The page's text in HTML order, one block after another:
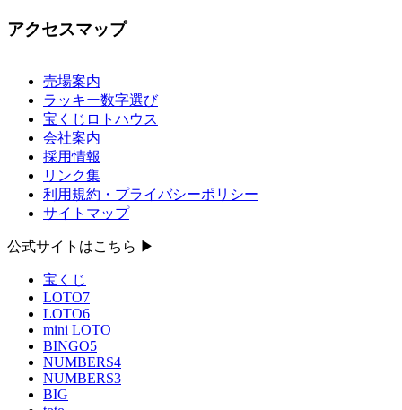
アクセスマップ
〒150-0043
東京都渋谷区道玄坂1-9-4
売場案内
ラッキー数字選び
宝くじロトハウス
会社案内
採用情報
リンク集
利用規約・プライバシーポリシー
サイトマップ
公式サイトはこちら ▶
宝くじ
LOTO7
LOTO6
mini LOTO
BINGO5
NUMBERS4
NUMBERS3
BIG